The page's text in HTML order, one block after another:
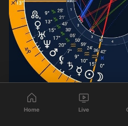
Home Live